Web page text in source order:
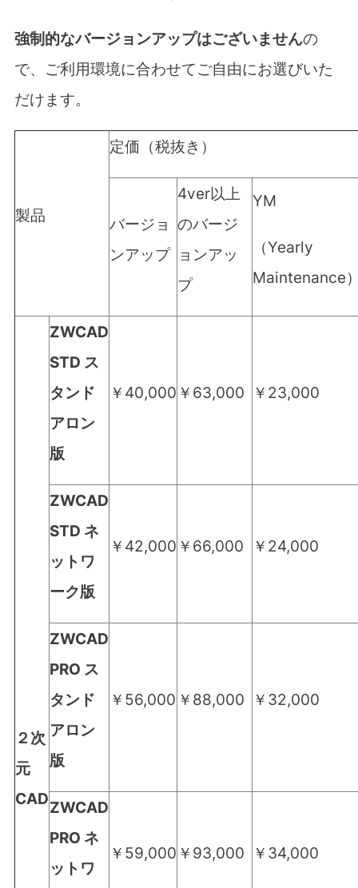
強制的なバージョンアップはございませんの
で、ご利用環境に合わせてご自由にお選びいた
だけます。
製品
定価（税抜き）
バージョ
ンアップ
4ver以上
のバージ
ョンアッ
プ
YM
（Yearly
Maintenance
２次
元
CAD
ZWCAD
STD ス
タンド
アロン
版
￥40,000 ￥63,000 ￥23,000
ZWCAD
STD ネ
ットワ
ーク版
￥42,000 ￥66,000 ￥24,000
ZWCAD
PRO ス
タンド
アロン
版
￥56,000 ￥88,000 ￥32,000
ZWCAD
PRO ネ
ットワ
￥59,000 ￥93,000 ￥34,000